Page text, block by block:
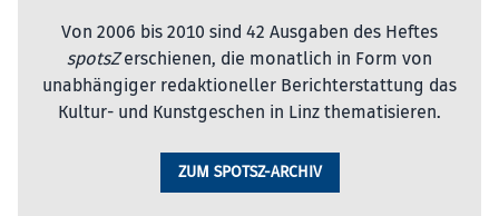
Von 2006 bis 2010 sind 42 Ausgaben des Heftes
spotsZerschienen, die monatlich in Form von
unabhängiger redaktioneller Berichterstattung das
Kultur- und Kunstgeschen in Linz thematisieren.
ZUM SPOTSZ-ARCHIV